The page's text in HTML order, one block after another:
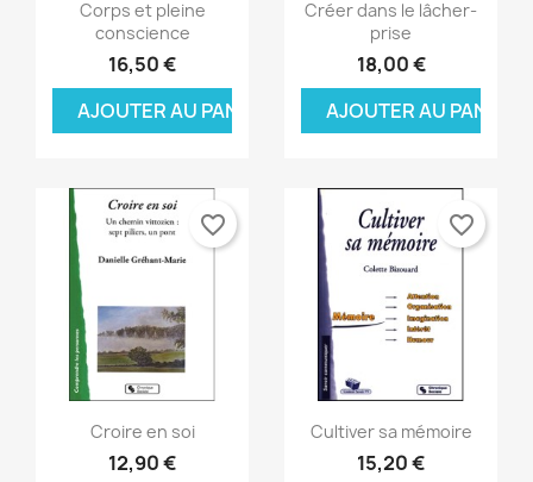
Corps et pleine
conscience
16,50 €
AJOUTER AU PANIER
Créer dans le lâcher-
prise
18,00 €
AJOUTER AU PANIER
Aperçu rapide
Croire en soi
12,90 €
favorite_border
Aperçu rapide
Cultiver sa mémoire
15,20 €
favorite_border